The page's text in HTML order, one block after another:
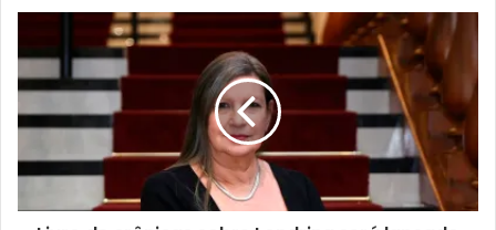
Superintendente da Caapsml, Luiz Nicácio. Foto: Emerson Dias /
NCom
O superintendente da Caapsml, Luiz Nicácio, ressaltou
que as palestras possibilitarão apresentar a Caapsml aos
servidores e à sociedade, na data de seu aniversário,